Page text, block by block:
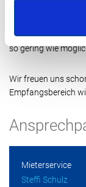
zwischendurch
Geduld und
so gering wie
Wir freuen uns
Empfangsbereich
Mieterservice
Steffi Schulz